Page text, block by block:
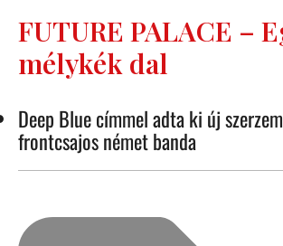
FUTURE PALACE –
mélykék dal
Deep Blue címmel adta ki új
frontcsajos német banda